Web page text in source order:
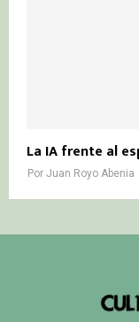
La IA frente al
Por Juan Royo Abenia